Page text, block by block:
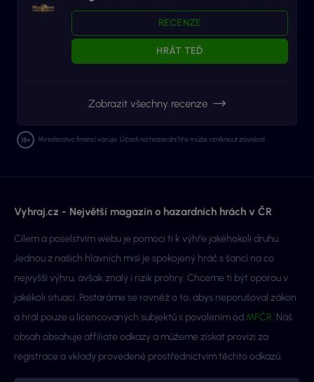
RECENZE
HRÁT TEĎ
Zobrazit všechny recenze
Ministerstvo financí varuje: Účastí na hazardní hře může vzniknout závislost.
Vyhraj.cz - Největší magazín o hazardních hrách v ČR
Cílem a poselstvím webu je pomoci ti k výhře jakéhokoli druhu.
Jednou z našich hlavních misí je spokojený hráč s šancí na co
nejvyšší výhru, avšak znalý i rizik prohry. Chceme ti být oporou v
jakékoli situaci. Postaráme se rovněž o to, abys neporušoval zákon
a hrál pouze u licencovaných subjektů s povolením od MFČR. Náš
obsah obsahuje affiliate odkazy a můžeme získat provizi za
registrace a vklady provedené prostřednictvím těchto odkazů.